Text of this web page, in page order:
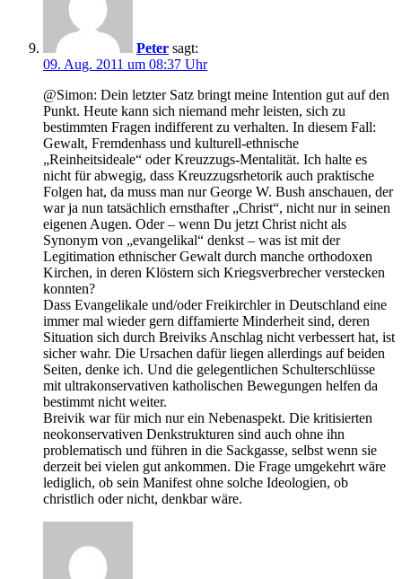
Peter sagt:
09. Aug. 2011 um 08:37 Uhr
@Simon: Dein letzter Satz bringt meine Intention gut auf den
Punkt. Heute kann sich niemand mehr leisten, sich zu
bestimmten Fragen indifferent zu verhalten. In diesem Fall:
Gewalt, Fremdenhass und kulturell-ethnische
„Reinheitsideale“ oder Kreuzzugs-Mentalität. Ich halte es
nicht für abwegig, dass Kreuzzugsrhetorik auch praktische
Folgen hat, da muss man nur George W. Bush anschauen, der
war ja nun tatsächlich ernsthafter „Christ“, nicht nur in seinen
eigenen Augen. Oder – wenn Du jetzt Christ nicht als
Synonym von „evangelikal“ denkst – was ist mit der
Legitimation ethnischer Gewalt durch manche orthodoxen
Kirchen, in deren Klöstern sich Kriegsverbrecher verstecken
konnten?
Dass Evangelikale und/oder Freikirchler in Deutschland eine
immer mal wieder gern diffamierte Minderheit sind, deren
Situation sich durch Breiviks Anschlag nicht verbessert hat, ist
sicher wahr. Die Ursachen dafür liegen allerdings auf beiden
Seiten, denke ich. Und die gelegentlichen Schulterschlüsse
mit ultrakonservativen katholischen Bewegungen helfen da
bestimmt nicht weiter.
Breivik war für mich nur ein Nebenaspekt. Die kritisierten
neokonservativen Denkstrukturen sind auch ohne ihn
problematisch und führen in die Sackgasse, selbst wenn sie
derzeit bei vielen gut ankommen. Die Frage umgekehrt wäre
lediglich, ob sein Manifest ohne solche Ideologien, ob
christlich oder nicht, denkbar wäre.